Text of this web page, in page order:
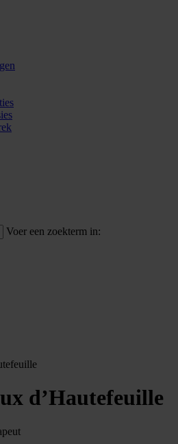
Voer een zoekterm in:
d’Hautefeuille